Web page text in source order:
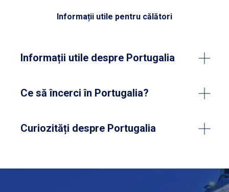
Informații utile pentru călători
Informații utile despre Portugalia
Ce să încerci în Portugalia?
Curiozități despre Portugalia